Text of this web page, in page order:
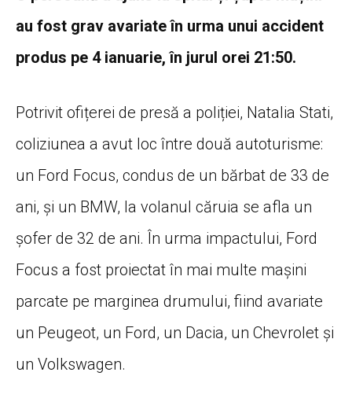
au fost grav avariate în urma unui accident
produs pe 4 ianuarie, în jurul orei 21:50.
Potrivit ofițerei de presă a poliției, Natalia Stati,
coliziunea a avut loc între două autoturisme:
un Ford Focus, condus de un bărbat de 33 de
ani, și un BMW, la volanul căruia se afla un
șofer de 32 de ani. În urma impactului, Ford
Focus a fost proiectat în mai multe mașini
parcate pe marginea drumului, fiind avariate
un Peugeot, un Ford, un Dacia, un Chevrolet și
un Volkswagen.